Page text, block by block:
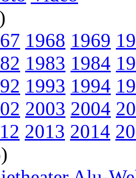
1968 1969
1983 1984
1993 1994
2003 2004
2013 2014